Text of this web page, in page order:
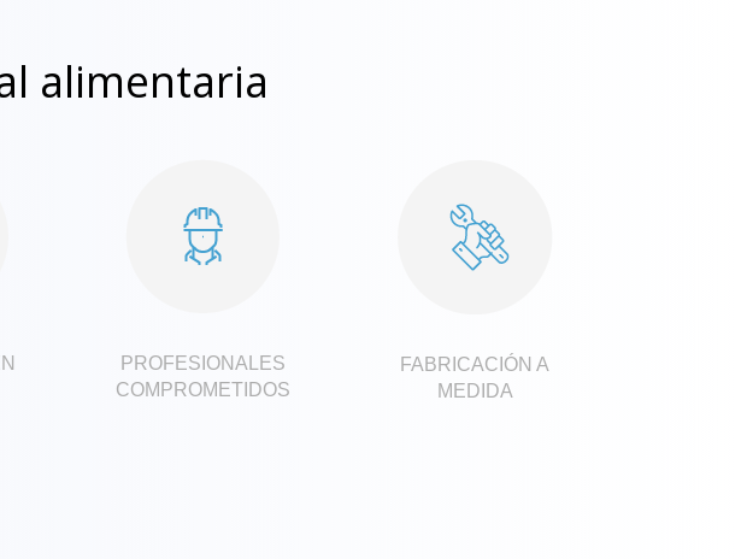
alimentaria
PROFESIONALES
COMPROMETIDOS
FABRICACIÓN A
MEDIDA